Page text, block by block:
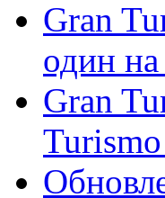
Gran
один
Gran